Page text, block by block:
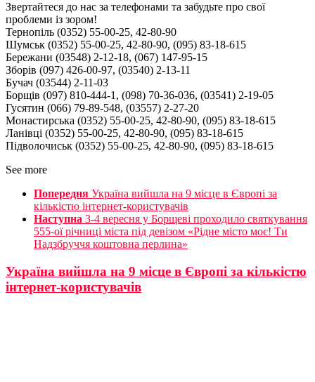
Звертайтеся до нас за телефонами та забудьте про свої
проблеми із зором!
Тернопіль (0352) 55-00-25, 42-80-90
Шумськ (0352) 55-00-25, 42-80-90, (095) 83-18-615
Бережани (03548) 2-12-18, (067) 147-95-15
Зборів (097) 426-00-97, (03540) 2-13-11
Бучач (03544) 2-11-03
Борщів (097) 810-444-1, (098) 70-36-036, (03541) 2-19-05
Гусятин (066) 79-89-548, (03557) 2-27-20
Монастирська (0352) 55-00-25, 42-80-90, (095) 83-18-615
Ланівці (0352) 55-00-25, 42-80-90, (095) 83-18-615
Підволочиськ (0352) 55-00-25, 42-80-90, (095) 83-18-615
See more
Попередня Україна вийшла на 9 місце в Європі за
кількістю інтернет-користувачів
Наступна 3-4 вересня у Борщеві проходило святкування
555-ої річниці міста під девізом «Рідне місто моє! Ти
Надзбруччя коштовна перлина»
Україна вийшла на 9 місце в Європі за кількістю
інтернет-користувачів